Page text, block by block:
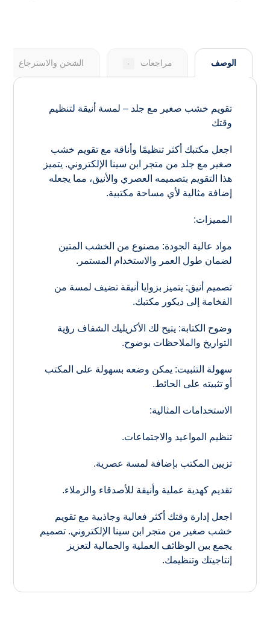
الوصف مراجعات ٠ الشحن والاسترجاع
تقويم خشب صغير مع جلد – لمسة أنيقة لتنظيم
وقتك
اجعل مكتبك أكثر تنظيمًا وأناقة مع تقويم خشب
صغير مع جلد من متجر ابن سينا الإلكتروني. يتميز
هذا التقويم بتصميمه العصري والأنيق، مما يجعله
إضافة مثالية لأي مساحة مكتبية.
المميزات:
مواد عالية الجودة: مصنوع من الخشب المتين
لضمان طول العمر والاستخدام المستمر.
تصميم أنيق: يتميز بزوايا أنيقة تضيف لمسة من
الفخامة إلى ديكور مكتبك.
وضوح الكتابة: يتيح لك الأكريليك الشفاف رؤية
التواريخ والملاحظات بوضوح.
سهولة التثبيت: يمكن وضعه بسهولة على المكتب
أو تثبيته على الحائط.
الاستخدامات المثالية:
تنظيم المواعيد والاجتماعات.
تزيين المكتب بإضافة لمسة عصرية.
تقديم كهدية عملية وأنيقة للأصدقاء والزملاء.
اجعل إدارة وقتك أكثر فعالية وجاذبية مع تقويم
خشب صغير من متجر ابن سينا الإلكتروني. تصميم
يجمع بين الوظائف العملية والجمالية لتعزيز
إنتاجيتك وتنظيمك.